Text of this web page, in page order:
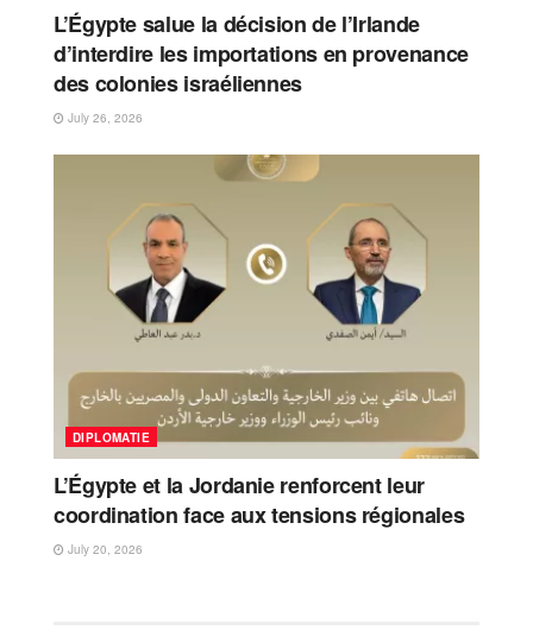
L’Égypte salue la décision de l’Irlande
d’interdire les importations en provenance
des colonies israéliennes
July 26, 2026
DIPLOMATIE
L’Égypte et la Jordanie renforcent leur
coordination face aux tensions régionales
July 20, 2026